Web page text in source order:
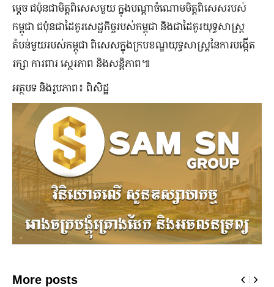
ម្តេច ជប៉ុនជាមិត្តពិសេសមួយ ក្នុងបណ្ដាចំណោមមិត្តពិសេសរបស់
កម្ពុជា ជប៉ុនជាដៃគូរសេដ្ឋកិច្ចរបស់កម្ពុជា និងជាដៃគូរយុទ្ធសាស្រ្ដ
តំបន់មួយរបស់កម្ពុជា ពិសេសក្នុងក្របខណ្ឌយុទ្ធសាស្រ្ដនៃការបង្កើត
រក្សា ការពារ ស្ថេរភាព​ និងសន្ដិភាព៕
អត្ថបទ និងរូបភាព៖ ពិសិដ្ឋ
More posts